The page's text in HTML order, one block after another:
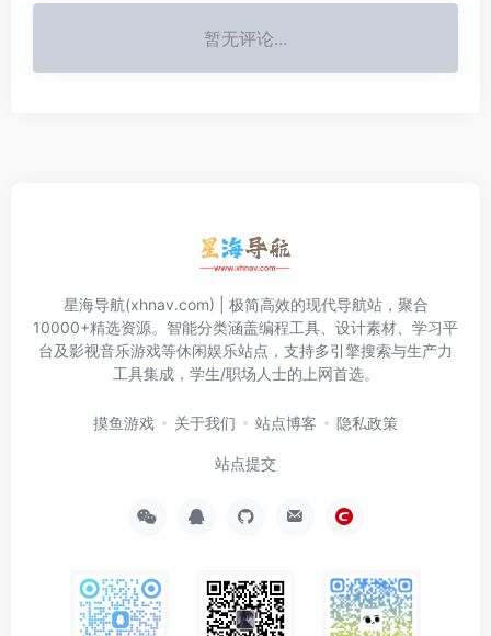
暂无评论...
星海导航(xhnav.com) | 极简高效的现代导航站，聚合
10000+精选资源。智能分类涵盖编程工具、设计素材、学习平
台及影视音乐游戏等休闲娱乐站点，支持多引擎搜索与生产力
工具集成，学生/职场人士的上网首选。
摸鱼游戏 关于我们 站点博客 隐私政策
站点提交